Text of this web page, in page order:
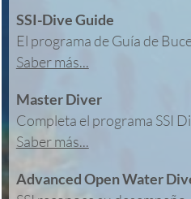
SSI-Dive Guide
El programa de Guía de
Saber más...
Master Diver
Completa el programa SSI
Saber más...
Advanced Open Water